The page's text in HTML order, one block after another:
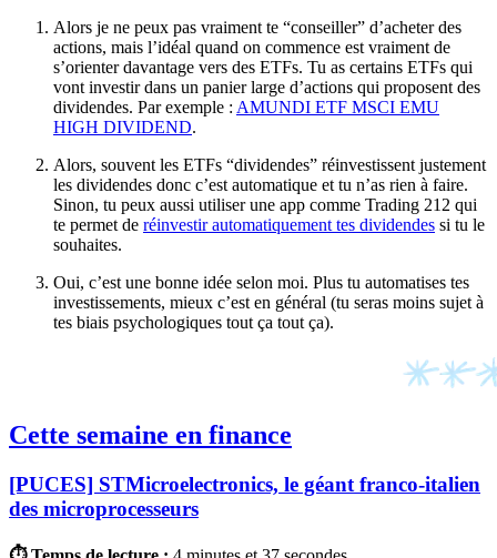
Alors je ne peux pas vraiment te “conseiller” d’acheter des
actions, mais l’idéal quand on commence est vraiment de
s’orienter davantage vers des ETFs. Tu as certains ETFs qui
vont investir dans un panier large d’actions qui proposent des
dividendes. Par exemple : AMUNDI ETF MSCI EMU
HIGH DIVIDEND.
Alors, souvent les ETFs “dividendes” réinvestissent justement
les dividendes donc c’est automatique et tu n’as rien à faire.
Sinon, tu peux aussi utiliser une app comme Trading 212 qui
te permet de réinvestir automatiquement tes dividendes si tu le
souhaites.
Oui, c’est une bonne idée selon moi. Plus tu automatises tes
investissements, mieux c’est en général (tu seras moins sujet à
tes biais psychologiques tout ça tout ça).
Cette semaine en finance
[PUCES] STMicroelectronics, le géant franco-italien
des microprocesseurs